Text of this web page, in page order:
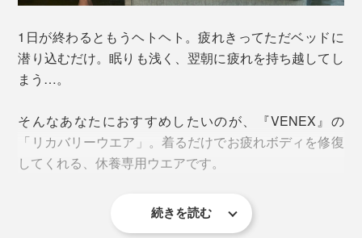
1日が終わるともうヘトヘト。疲れきってただベッドに
潜り込むだけ。眠りも浅く、翌朝に疲れを持ち越してし
まう…。
そんなあなたにおすすめしたいのが、『VENEX』の
「リカバリーウエア」。着るだけでお疲れボディを修復
してくれる、休養専用ウエアです。
疲労回復力がグイッと上がる秘密は、『VENEX』オリ
続きを読む